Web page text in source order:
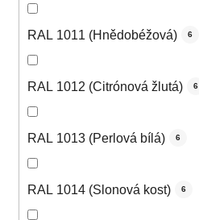
RAL 1011 (Hnědobéžová) 6
RAL 1012 (Citrónová žlutá) 6
RAL 1013 (Perlová bílá) 6
RAL 1014 (Slonová kost) 6